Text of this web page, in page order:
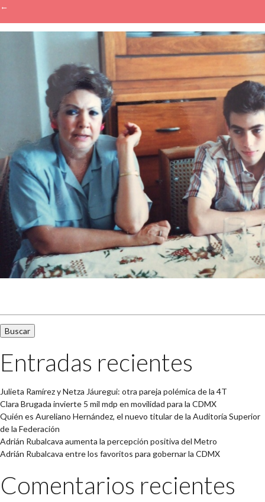
←
Entradas recientes
Julieta Ramírez y Netza Jáuregui: otra pareja polémica de la 4T
Clara Brugada invierte 5 mil mdp en movilidad para la CDMX
Quién es Aureliano Hernández, el nuevo titular de la Auditoría Superior
de la Federación
Adrián Rubalcava aumenta la percepción positiva del Metro
Adrián Rubalcava entre los favoritos para gobernar la CDMX
Comentarios recientes